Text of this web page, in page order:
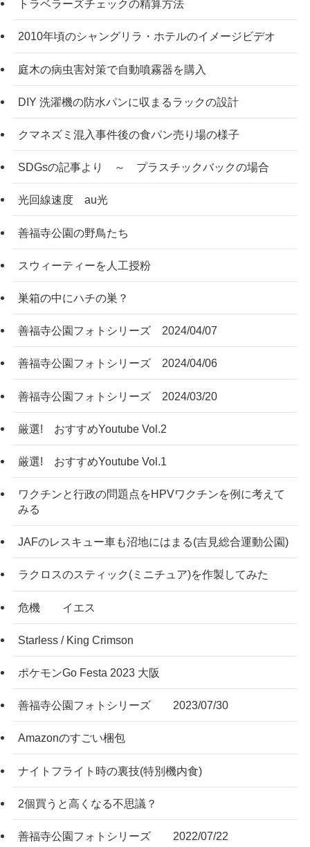
トラベラーズチェックの精算方法
2010年頃のシャングリラ・ホテルのイメージビデオ
庭木の病虫害対策で自動噴霧器を購入
DIY 洗濯機の防水パンに収まるラックの設計
クマネズミ混入事件後の食パン売り場の様子
SDGsの記事より ～ プラスチックバックの場合
光回線速度 au光
善福寺公園の野鳥たち
スウィーティーを人工授粉
巣箱の中にハチの巣？
善福寺公園フォトシリーズ 2024/04/07
善福寺公園フォトシリーズ 2024/04/06
善福寺公園フォトシリーズ 2024/03/20
厳選! おすすめYoutube Vol.2
厳選! おすすめYoutube Vol.1
ワクチンと行政の問題点をHPVワクチンを例に考えて
みる
JAFのレスキュー車も沼地にはまる(吉見総合運動公園)
ラクロスのスティック(ミニチュア)を作製してみた
危機 イエス
Starless / King Crimson
ポケモンGo Festa 2023 大阪
善福寺公園フォトシリーズ 2023/07/30
Amazonのすごい梱包
ナイトフライト時の裏技(特別機内食)
2個買うと高くなる不思議？
善福寺公園フォトシリーズ 2022/07/22